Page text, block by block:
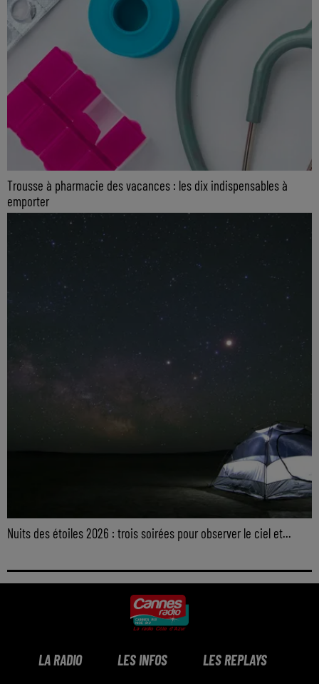
Trousse à pharmacie des vacances : les dix indispensables à
emporter
Nuits des étoiles 2026 : trois soirées pour observer le ciel et...
LA RADIO LES INFOS LES REPLAYS